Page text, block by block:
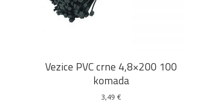
DODAJ U KOŠARICU
Vezice PVC crne 4,8×200 100
komada
3,49 €